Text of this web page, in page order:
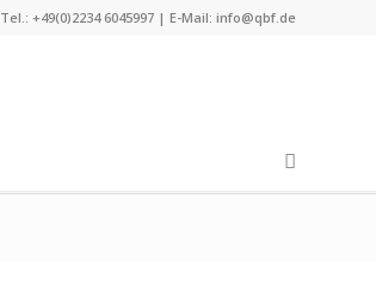
Tel.: +49(0)2234 6045997 | E-Mail: info@qbf.de